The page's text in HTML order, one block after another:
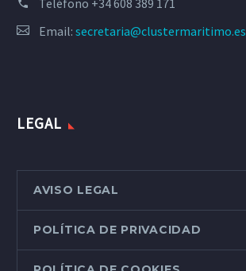
Email: secretaria@clustermaritimo.es
LEGAL
AVISO LEGAL
POLÍTICA DE PRIVACIDAD